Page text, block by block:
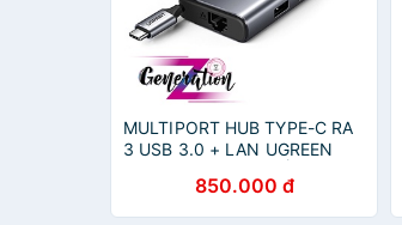
MULTIPORT HUB TYPE-C RA
3 USB 3.0 + LAN UGREEN
C RA 3 USB 3.0 + LAN
UGREEN 50252
850.000 đ